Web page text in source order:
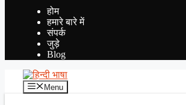
YouTube
होम
हमारे बारे में
संपर्क
जुड़े
Blog
Menu